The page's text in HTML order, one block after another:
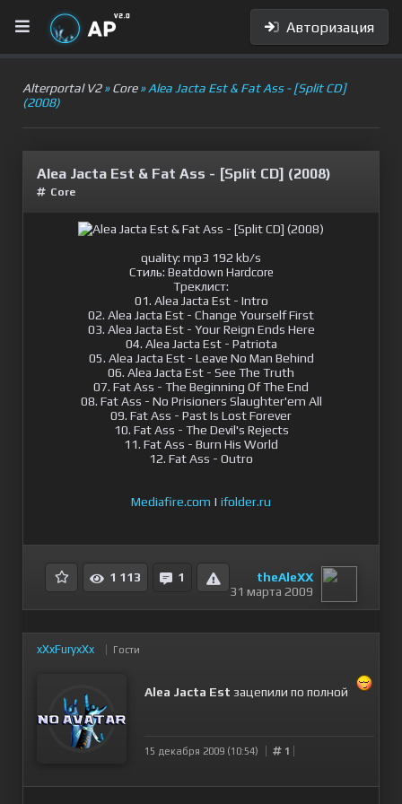
Авторизация
Alterportal V2»Сore» Alea Jacta Est & Fat Ass - [Split CD]
(2008)
Alea Jacta Est & Fat Ass - [Split CD] (2008)
Сore
quality: mp3 192 kb/s
Стиль: Beatdown Hardcore
Треклист:
01. Alea Jacta Est - Intro
02. Alea Jacta Est - Change Yourself First
03. Alea Jacta Est - Your Reign Ends Here
04. Alea Jacta Est - Patriota
05. Alea Jacta Est - Leave No Man Behind
06. Alea Jacta Est - See The Truth
07. Fat Ass - The Beginning Of The End
08. Fat Ass - No Prisioners Slaughter'em All
09. Fat Ass - Past Is Lost Forever
10. Fat Ass - The Devil's Rejects
11. Fat Ass - Burn His World
12. Fat Ass - Outro
Mediafire.com | ifolder.ru
1 113 1
theAleXX
31 марта 2009
xXxFuryxXx Гости
Alea Jacta Est зацепили по полной
15 декабря 2009 (10:54) 1